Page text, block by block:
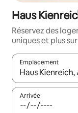
Haus
Réservez des
uniques et plus
Emplacement
Quand les
Arrivée